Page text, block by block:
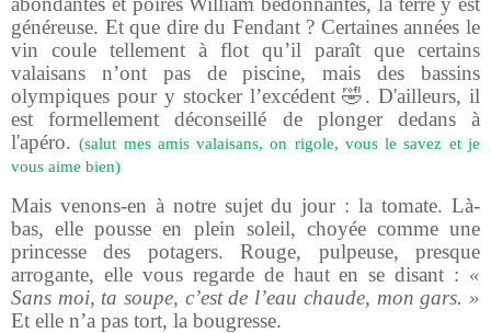
généreuse. Et que dire du Fendant ? Certaines années le
vin coule tellement à flot qu’il paraît que certains
valaisans n’ont pas de piscine, mais des bassins
olympiques pour y stocker l’excédent🤣. D'ailleurs, il
est formellement déconseillé de plonger dedans à
l'apéro.(salut mes amis valaisans, on rigole, vous le savez et je
vous aime bien)
Mais venons-en à notre sujet du jour : la tomate. Là-
bas, elle pousse en plein soleil, choyée comme une
princesse des potagers. Rouge, pulpeuse, presque
arrogante, elle vous regarde de haut en se disant : «
Sans moi, ta soupe, c’est de l’eau chaude, mon gars. »
Et elle n’a pas tort, la bougresse.